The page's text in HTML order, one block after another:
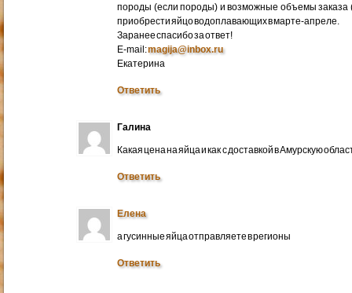
породы (если породы) и возможные объемы заказа
приобрести яйцо водоплавающих в марте-апреле.
Заранее спасибо за ответ!
E-mail:magija@inbox.ru
Екатерина
Ответить
Галина
Какая цена на яйца и как с доставкой в Амурскую
Ответить
Елена
а гусинные яйца отправляете в регионы
Ответить